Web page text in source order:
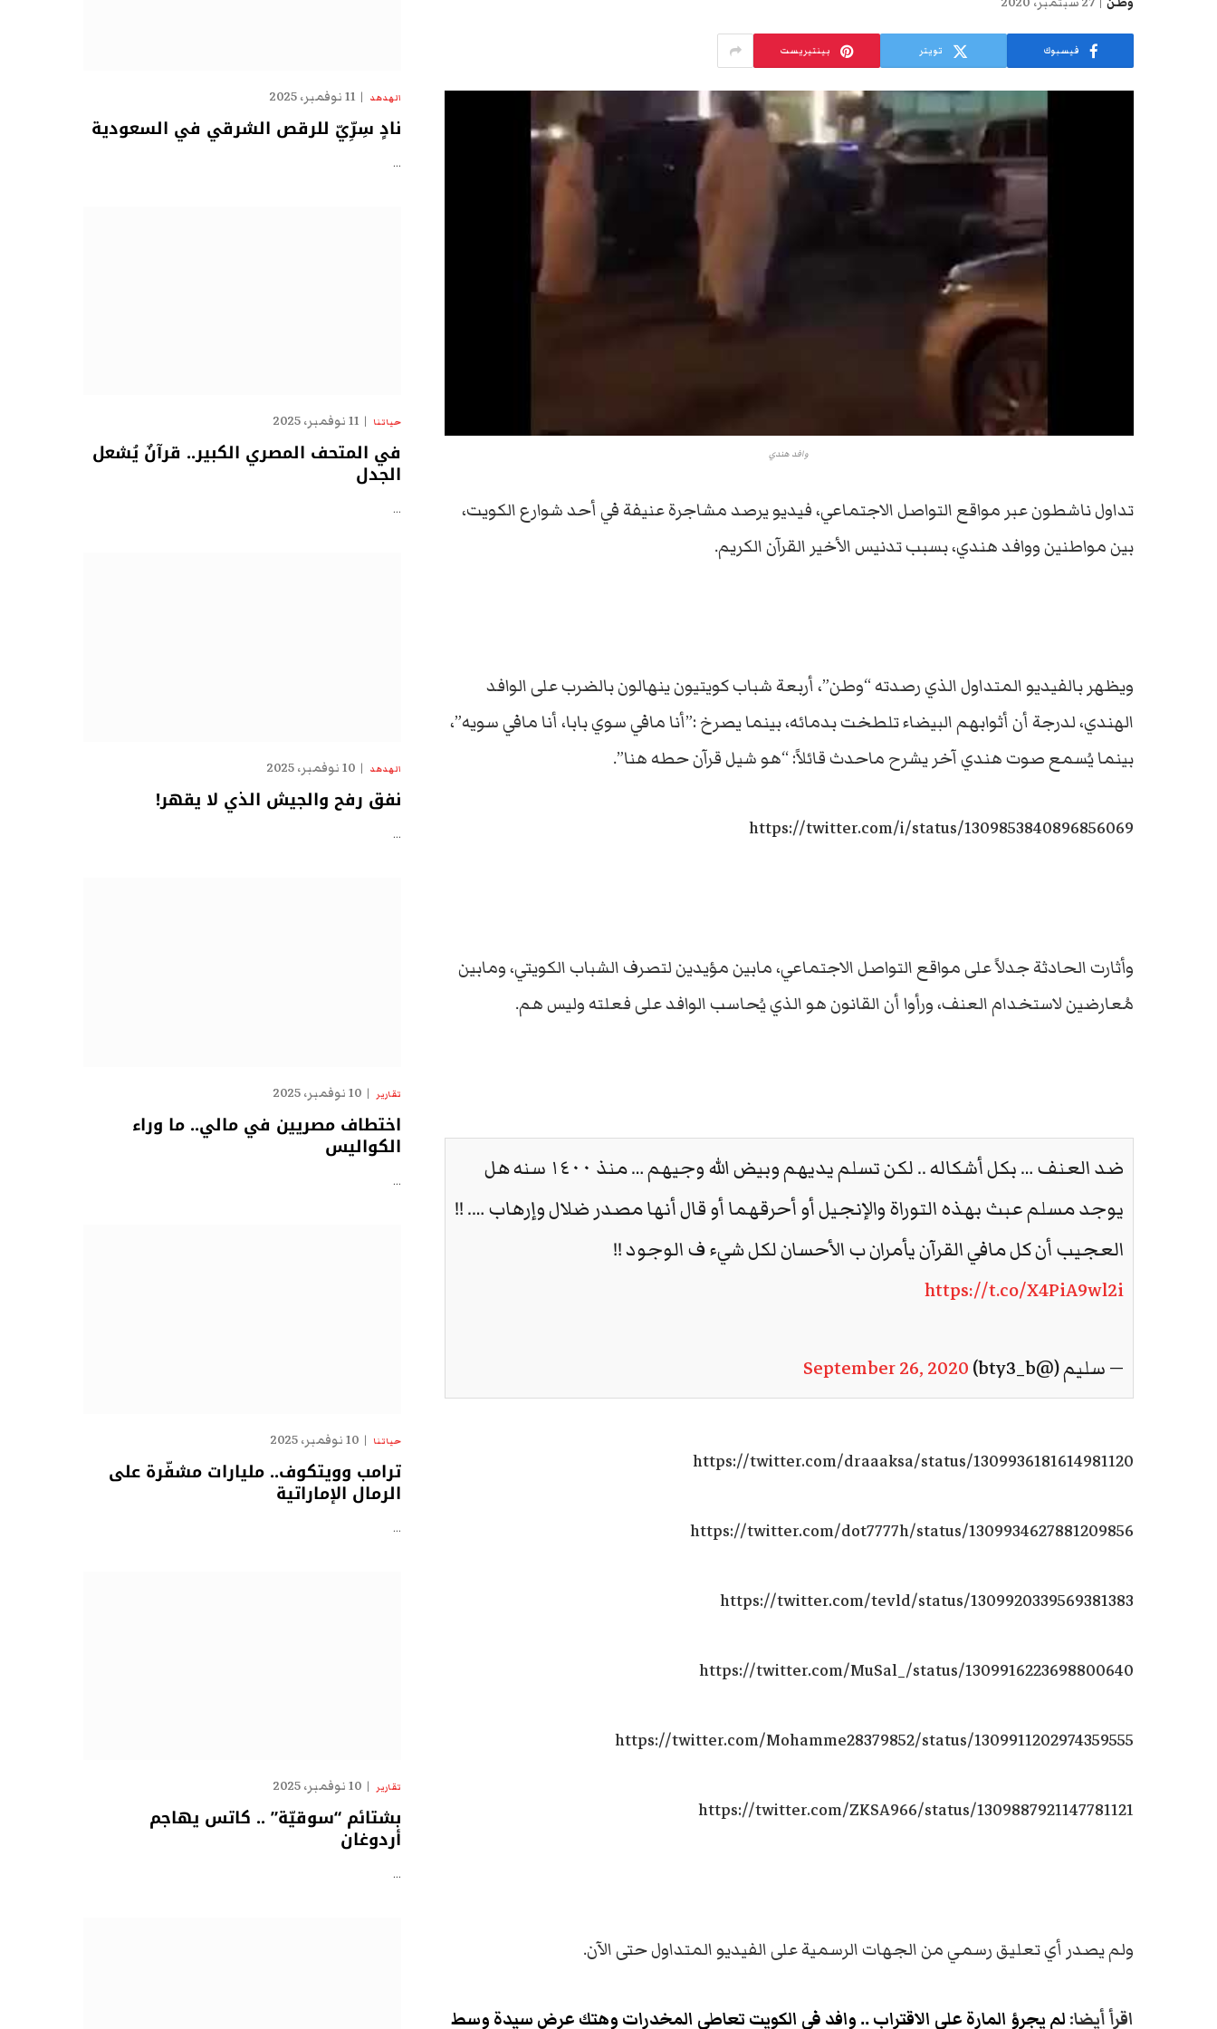
فيسبوك تويتر بينتيريست
وافد هندي
تداول ناشطون عبر مواقع التواصل الاجتماعي، فيديو يرصد مشاجرة عنيفة في أحد شوارع الكويت،
بين مواطنين ووافد هندي، بسبب تدنيس الأخير القرآن الكريم.
ويظهر بالفيديو المتداول الذي رصدته “وطن”، أربعة شباب كويتيون ينهالون بالضرب على الوافد
الهندي، لدرجة أن أثوابهم البيضاء تلطخت بدمائه، بينما يصرخ :”أنا مافي سوي بابا، أنا مافي سويه”،
بينما يُسمع صوت هندي آخر يشرح ماحدث قائلاً: “هو شيل قرآن حطه هنا”.
https://twitter.com/i/status/1309853840896856069
وأثارت الحادثة جدلاً على مواقع التواصل الاجتماعي، مابين مؤيدين لتصرف الشباب الكويتي، ومابين
مُعارضين لاستخدام العنف، ورأوا أن القانون هو الذي يُحاسب الوافد على فعلته وليس هم.
ضد العنف … بكل أشكاله .. لكن تسلم يديهم وبيض الله وجيهم … منذ ١٤٠٠ سنه هل
يوجد مسلم عبث بهذه التوراة والإنجيل أو أحرقهما أو قال أنها مصدر ضلال وإرهاب …. !!
العجيب أن كل مافي القرآن يأمران ب الأحسان لكل شيء ف الوجود !!
https://t.co/X4PiA9wl2i
— سليم (@bty3_b) September 26, 2020
https://twitter.com/draaaksa/status/1309936181614981120
https://twitter.com/dot7777h/status/1309934627881209856
https://twitter.com/tevld/status/1309920339569381383
https://twitter.com/MuSal_/status/1309916223698800640
https://twitter.com/Mohamme28379852/status/1309911202974359555
https://twitter.com/ZKSA966/status/1309887921147781121
ولم يصدر أي تعليق رسمي من الجهات الرسمية على الفيديو المتداول حتى الآن.
اقرأ أيضا: لم يجرؤ المارة على الاقتراب .. وافد في الكويت تعاطى المخدرات وهتك عرض سيدة وسط
الهدهد 11 نوفمبر، 2025
نادٍ سِرِّيّ للرقص الشرقي في السعودية
…
حياتنا 11 نوفمبر، 2025
في المتحف المصري الكبير.. قرآنٌ يُشعل
الجدل
…
الهدهد 10 نوفمبر، 2025
نفق رفح والجيش الذي لا يقهر!
…
تقارير 10 نوفمبر، 2025
اختطاف مصريين في مالي.. ما وراء
الكواليس
…
حياتنا 10 نوفمبر، 2025
ترامب وويتكوف.. مليارات مشفّرة على
الرمال الإماراتية
…
تقارير 10 نوفمبر، 2025
بشتائم “سوقيّة” .. كاتس يهاجم
أردوغان
…